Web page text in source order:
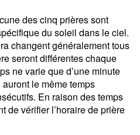
des cinq prières sont
du soleil dans le ciel.
changent généralement tous
seront différentes chaque
ne varie que d’une minute
le même temps
En raison des temps
de vérifier l’horaire de prière